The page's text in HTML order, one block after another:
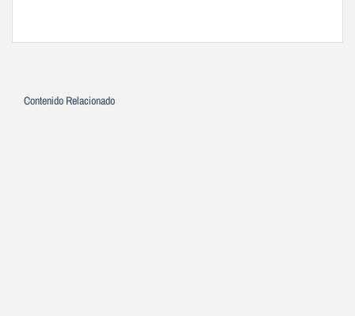
Contenido Relacionado